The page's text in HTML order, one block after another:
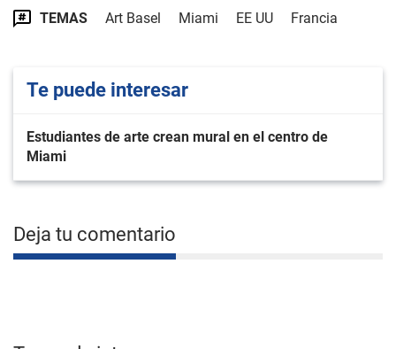
TEMAS Art Basel Miami EE UU Francia
Te puede interesar
Estudiantes de arte crean mural en el centro de
Miami
Deja tu comentario